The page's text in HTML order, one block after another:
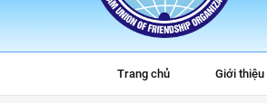
Trang chủ Giới thiệu